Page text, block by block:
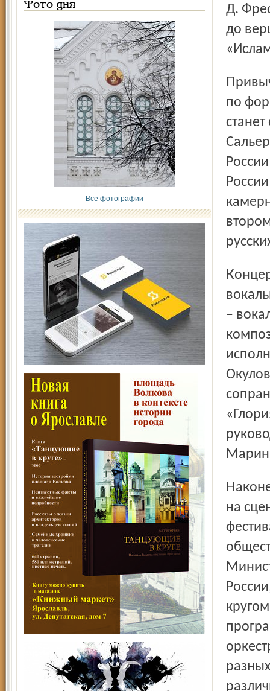
Фото дня
Все фотографии
Д.
до
Привычные визиты звезд российской оперы изменились
по
Концерт 12 апреля – некая метаморфоза предыдущего
–
Наконец, центральное событие месяца. 14, 15 и 17 апреля
на